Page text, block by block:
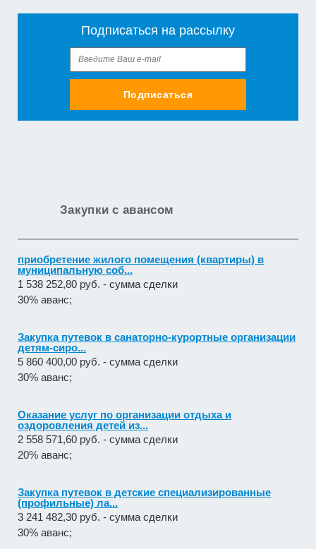
Подписаться на рассылку
Подписаться
Закупки с авансом
приобретение жилого помещения (квартиры) в
муниципальную соб...
1 538 252,80 руб. - сумма сделки
30% аванс;
Закупка путевок в санаторно-курортные организации
детям-сиро...
5 860 400,00 руб. - сумма сделки
30% аванс;
Оказание услуг по организации отдыха и
оздоровления детей из...
2 558 571,60 руб. - сумма сделки
20% аванс;
Закупка путевок в детские специализированные
(профильные) ла...
3 241 482,30 руб. - сумма сделки
30% аванс;